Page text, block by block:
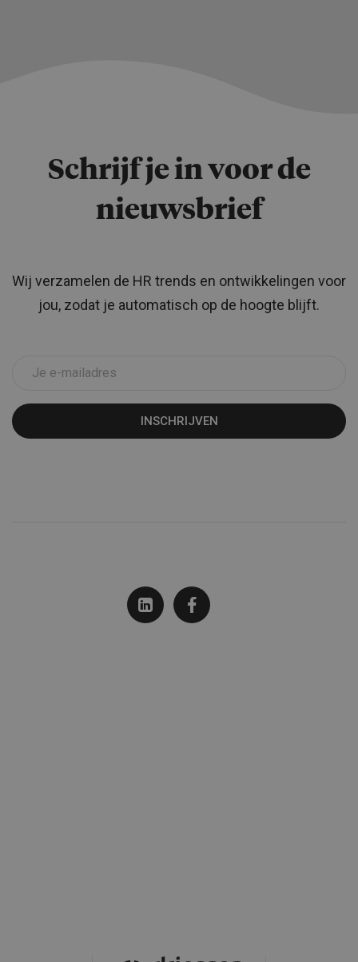
Schrijf je in voor de
nieuwsbrief
Wij verzamelen de HR trends en ontwikkelingen voor
jou, zodat je automatisch op de hoogte blijft.